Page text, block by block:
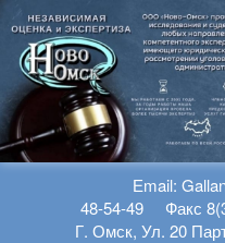
Перейти К Содержимому
Еmail:
48-54-49 Факс
Г. Омск, Ул. 20